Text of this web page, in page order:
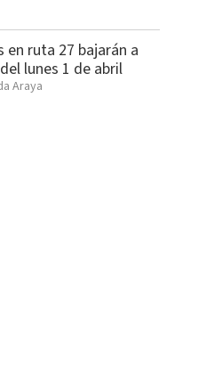
en ruta 27 bajarán a
lunes 1 de abril
Araya